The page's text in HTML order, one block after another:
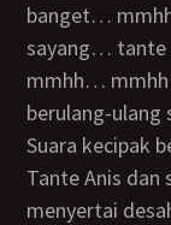
banget…
sayang…
mmhh… mmhh
berulang-ulang
Suara kecipak beradunya penisku dengan vagina
Tante Anis dan
menyertai